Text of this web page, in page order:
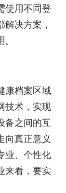
使用不同登
决方案，
档案区域
技术，实现
备之间的互
向真正意义
业、个性化
来看，要实